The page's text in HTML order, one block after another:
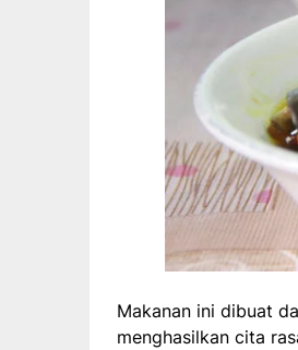
Makanan ini dibuat
menghasilkan cita